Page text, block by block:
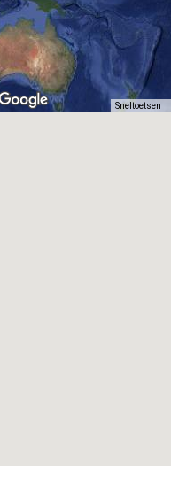
Sneltoetsen